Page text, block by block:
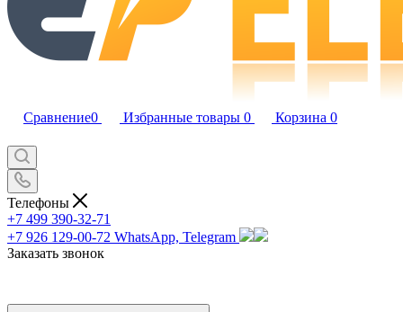
Сравнение0 Избранные товары 0 Корзина 0
Телефоны
+7 499 390-32-71
+7 926 129-00-72 WhatsApp, Telegram
Заказать звонок